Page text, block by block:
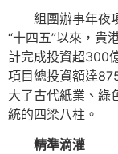
組團辦事年夜
“十四五”以來，貴
計完成投資超300
項目總投資額達
大了古代紙業、綠
統的四梁八柱。
精準滴灌